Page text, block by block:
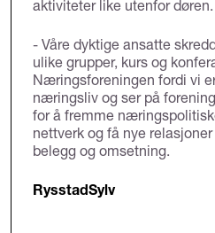
aktiviteter like utenfor døren.
- Våre dyktige ansatte
ulike grupper, kurs og
Næringsforeningen fordi vi
næringsliv og ser på
for å fremme
nettverk og få nye
belegg og omsetning.
RysstadSylv